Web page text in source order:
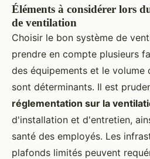
Éléments à considérer lors
de ventilation
Choisir le bon système de
prendre en compte plusieurs
des équipements et le volume
sont déterminants. Il est
réglementation sur la
d'installation et d'entretien,
santé des employés. Les
plafonds limités peuvent